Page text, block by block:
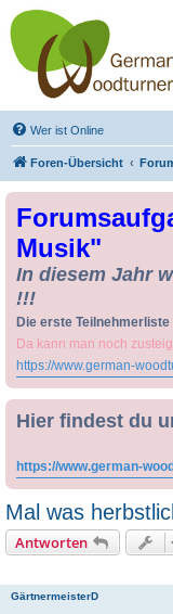
Drechseln und
Kunsthandwerk
German-
*Forum
Der Treffpunkt für Drechsler
Wer ist Online
Foren-Übersicht
Musik"
In diesem Jahr
!!!
Die erste
Da kann man noch
https://www.german-
Hier findest du
https://www.german-
Mal was
Antworten
GärtnermeisterD